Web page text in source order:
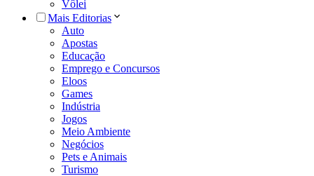
Vôlei
Mais Editorias
Auto
Apostas
Educação
Emprego e Concursos
Eloos
Games
Indústria
Jogos
Meio Ambiente
Negócios
Pets e Animais
Turismo